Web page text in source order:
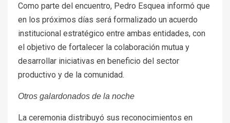
Como parte del encuentro, Pedro Esquea informó que
en los próximos días será formalizado un acuerdo
institucional estratégico entre ambas entidades, con
el objetivo de fortalecer la colaboración mutua y
desarrollar iniciativas en beneficio del sector
productivo y de la comunidad.
Otros galardonados de la noche
La ceremonia distribuyó sus reconocimientos en